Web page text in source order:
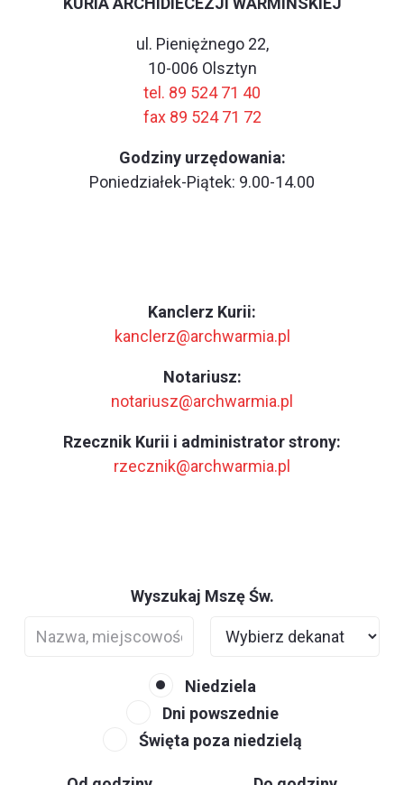
ul. Pieniężnego 22,
10-006 Olsztyn
tel. 89 524 71 40
fax 89 524 71 72
Godziny urzędowania:
Poniedziałek-Piątek: 9.00-14.00
Kanclerz Kurii:
kanclerz@archwarmia.pl
Notariusz:
notariusz@archwarmia.pl
Rzecznik Kurii i administrator strony:
rzecznik@archwarmia.pl
Wyszukaj Mszę Św.
Niedziela
Dni powszednie
Święta poza niedzielą